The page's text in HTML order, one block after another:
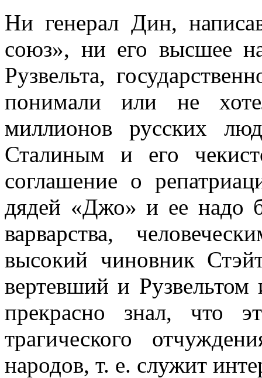
Ни генерал Дин,
союз», ни его выс­шее
Рузвельта,
понимали или не
миллионов русских
Сталиным и его
соглашение о
дядей «Джо» и ее надо
варварства,
высокий чиновник
вертевший и
прекрасно знал, что
трагического
народов, т. е. служит